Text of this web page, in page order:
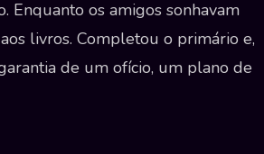
Enquanto os amigos sonhavam
livros. Completou o primário e,
de um ofício, um plano de